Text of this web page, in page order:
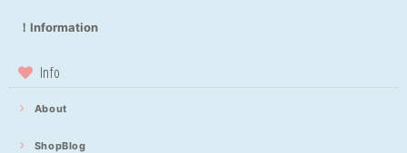
！Information
Info
About
ShopBlog